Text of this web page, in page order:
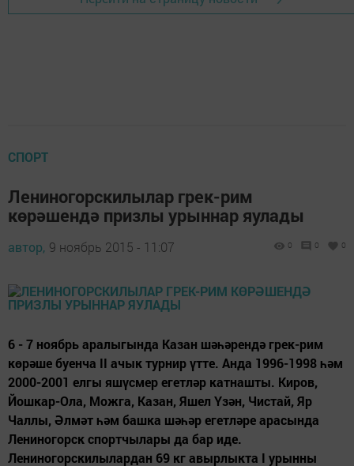
СПОРТ
Лениногорскилылар грек-рим
көрәшендә призлы урыннар яулады
автор, 9 ноябрь 2015 - 11:07 0 0 0
6 - 7 ноябрь аралыгында Казан шәһәрендә грек-рим
көрәше буенча II ачык турнир үтте. Анда 1996-1998 һәм
2000-2001 елгы яшүсмер егетләр катнашты. Киров,
Йошкар-Ола, Можга, Казан, Яшел Үзән, Чистай, Яр
Чаллы, Әлмәт һәм башка шәһәр егетләре арасында
Лениногорск спортчылары да бар иде.
Лениногорскилылардан 69 кг авырлыкта I урынны